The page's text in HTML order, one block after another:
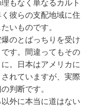
もなく単なるカルト
彼らの支配地域に住
いものです。
のとばっちりを受け
す。間違ってもその
。日本はアメリカに
れていますが、実際
判断です。
外に本当に道はない